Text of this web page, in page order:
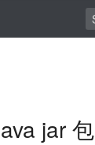
jar 包